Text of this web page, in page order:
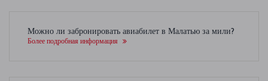
Можно ли забронировать авиабилет в Малатью за мили?
Более подробная информация